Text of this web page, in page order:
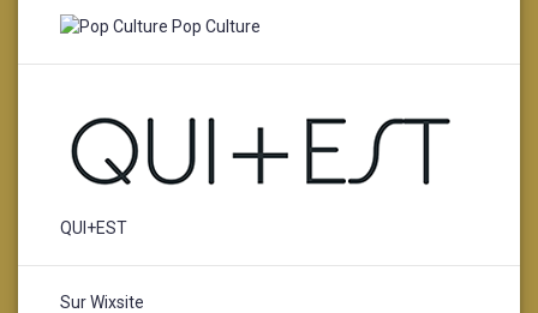
Pop Culture
QUI+EST
Sur Wixsite